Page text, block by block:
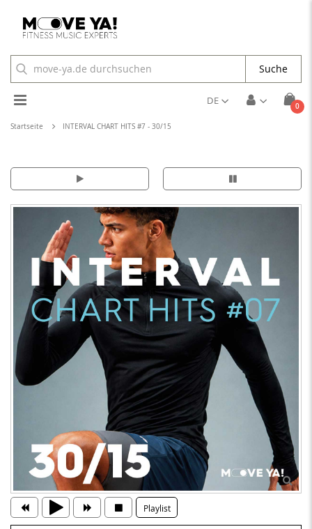
Cart
0
Toggle
Nav
DE
Suche
Startseite INTERVAL CHART HITS #7 - 30/15
Playlist